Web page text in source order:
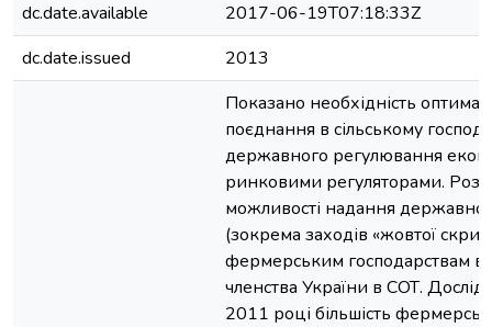
dc.date.available
2017-06-19T07:18:33Z
dc.date.issued
2013
Показано необхідність
поєднання в сільському
державного регулювання
ринковими регуляторами.
можливості надання
(зокрема заходів «жовтої
фермерським господарствам в
членства України в СОТ.
2011 році більшість